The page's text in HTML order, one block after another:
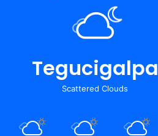
Tegucigalpa
Scattered Clouds